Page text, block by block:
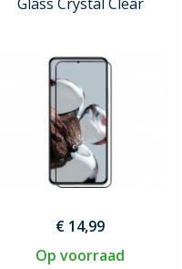
€ 14,99
Op voorraad